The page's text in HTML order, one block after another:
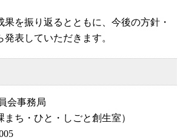
果を振り返るとともに、今後の方針・
表していただきます。
会事務局
まち・ひと・しごと創生室）